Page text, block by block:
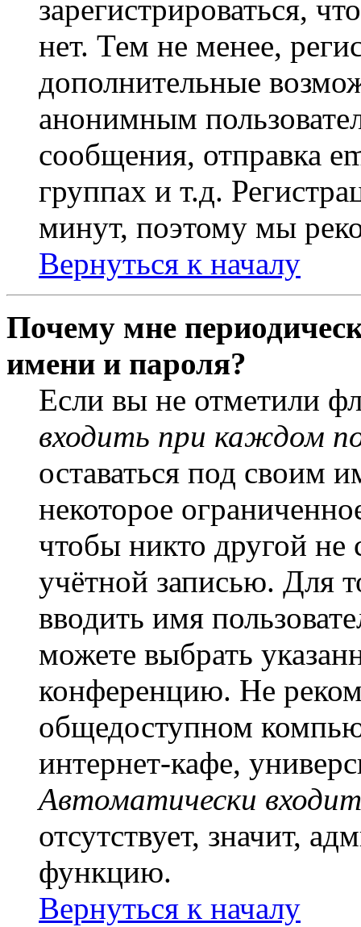
зарегистрироваться,
нет. Тем не менее,
дополнительные
анонимным
сообщения, отправка
группах и т.д.
минут, поэтому мы
Вернуться к началу
Почему мне
имени и пароля?
Если вы не отметили
входить при каждом
оставаться под своим
некоторое
чтобы никто другой не
учётной записью. Для
вводить имя
можете выбрать
конференцию. Не
общедоступном
интернет-кафе,
Автоматически
отсутствует, значит,
функцию.
Вернуться к началу